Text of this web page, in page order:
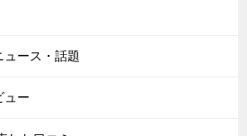
ュース・話題
ー